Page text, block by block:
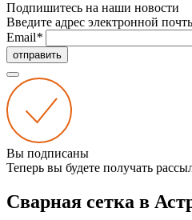
Подпишитесь на наши новости
Введите адрес электронной
Email*
отправить
Вы подписаны
Теперь вы будете получать
Сварная сетка в